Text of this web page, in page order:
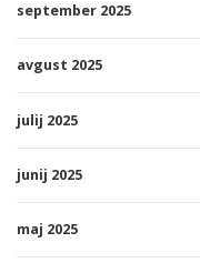
september 2025
avgust 2025
julij 2025
junij 2025
maj 2025